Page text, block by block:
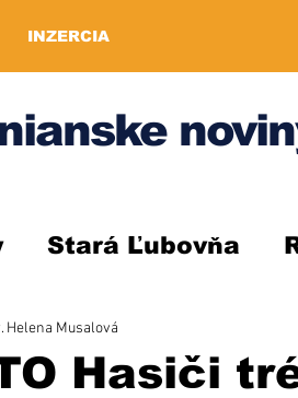
INZERCIA
Stará Ľubovňa
Hasiči
Helena Musalová